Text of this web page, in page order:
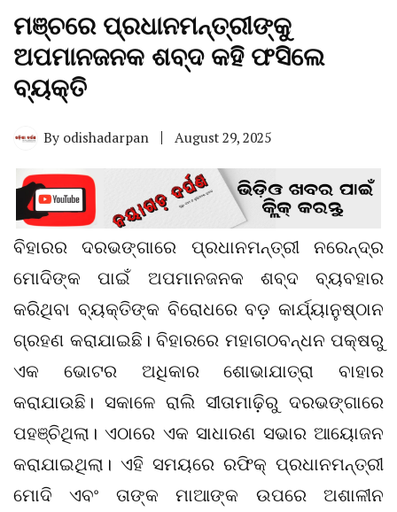
ମଞ୍ଚରେ ପ୍ରଧାନମନ୍ତ୍ରୀଙ୍କୁ
ଅପମାନଜନକ ଶବ୍ଦ କହି ଫସିଲେ
ବ୍ୟକ୍ତି
By odishadarpan August 29, 2025
ବିହାରର ଦରଭଙ୍ଗାରେ ପ୍ରଧାନମନ୍ତ୍ରୀ ନରେନ୍ଦ୍ର
ମୋଦିଙ୍କ ପାଇଁ ଅପମାନଜନକ ଶବ୍ଦ ବ୍ୟବହାର
କରିଥିବା ବ୍ୟକ୍ତିଙ୍କ ବିରୋଧରେ ବଡ଼ କାର୍ଯ୍ୟାନୁଷ୍ଠାନ
ଗ୍ରହଣ କରାଯାଇଛି। ବିହାରରେ ମହାଗଠବନ୍ଧନ ପକ୍ଷରୁ
ଏକ ଭୋଟର ଅଧିକାର ଶୋଭାଯାତ୍ରା ବାହାର
କରାଯାଉଛି। ସକାଳେ ରାଲି ସୀତାମାଢ଼ିରୁ ଦରଭଙ୍ଗାରେ
ପହଞ୍ଚିଥିଲା। ଏଠାରେ ଏକ ସାଧାରଣ ସଭାର ଆୟୋଜନ
କରାଯାଇଥିଲା। ଏହି ସମୟରେ ରଫିକ୍ ପ୍ରଧାନମନ୍ତ୍ରୀ
ମୋଦି ଏବଂ ତାଙ୍କ ମାଆଙ୍କ ଉପରେ ଅଶାଳୀନ